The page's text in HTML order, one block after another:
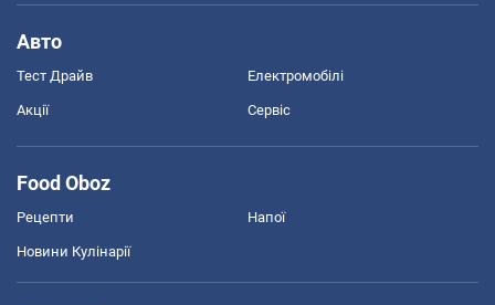
Авто
Тест Драйв Електромобілі
Акції Сервіс
Food Oboz
Рецепти Напої
Новини Кулінарії